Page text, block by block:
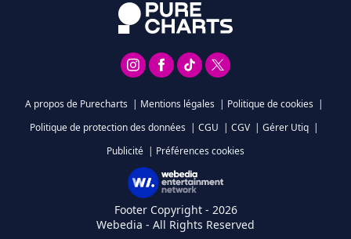
A propos de Purecharts | Mentions légales | Politique de cookies |
Politique de protection des données | CGU | CGV | Gérer Utiq |
Publicité | Préférences cookies
Footer Copyright - 2026
Webedia - All Rights Reserved